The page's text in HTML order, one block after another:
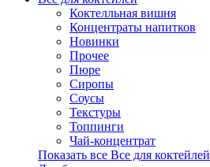
Коктелльная вишня
Концентраты напитков
Новинки
Прочее
Пюре
Сиропы
Соусы
Текстуры
Топпинги
Чай-концентрат
Показать все Все для коктейлей